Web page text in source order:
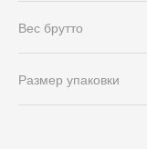
Вес брутто
Размер упаковки